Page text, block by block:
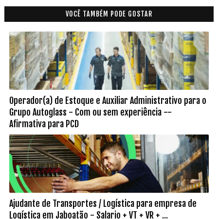
VOCÊ TAMBÉM PODE GOSTAR
Operador(a) de Estoque e Auxiliar Administrativo para o
Grupo Autoglass - Com ou sem experiência --
Afirmativa para PCD
Ajudante de Transportes / Logística para empresa de
Logística em Jaboatão - Salario + VT + VR + ...